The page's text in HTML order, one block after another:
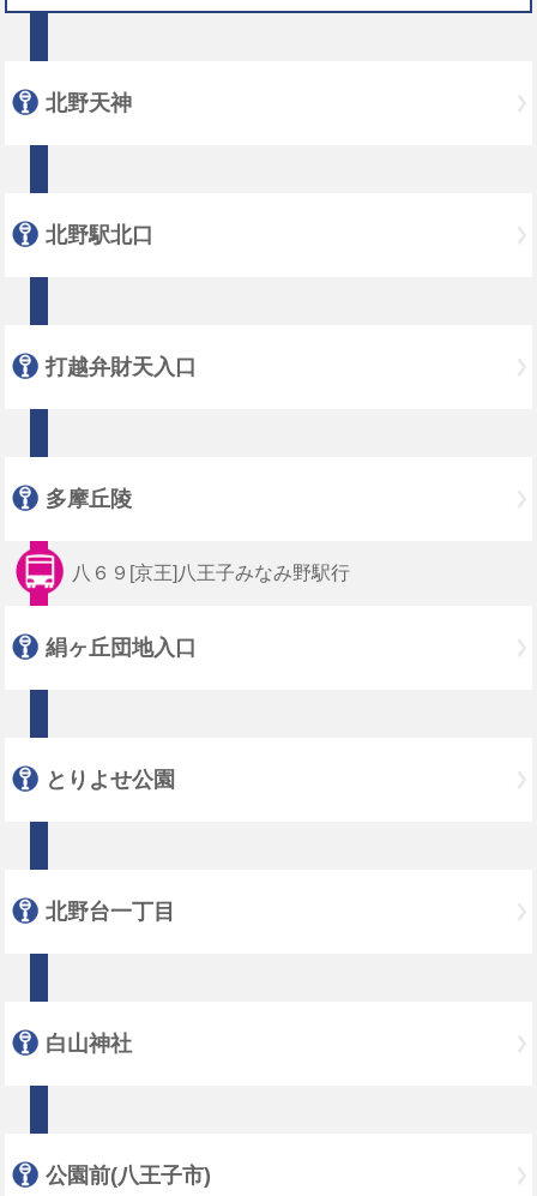
北野天神
北野駅北口
打越弁財天入口
多摩丘陵
八６９[京王]八王子みなみ野駅行
絹ヶ丘団地入口
とりよせ公園
北野台一丁目
白山神社
公園前(八王子市)